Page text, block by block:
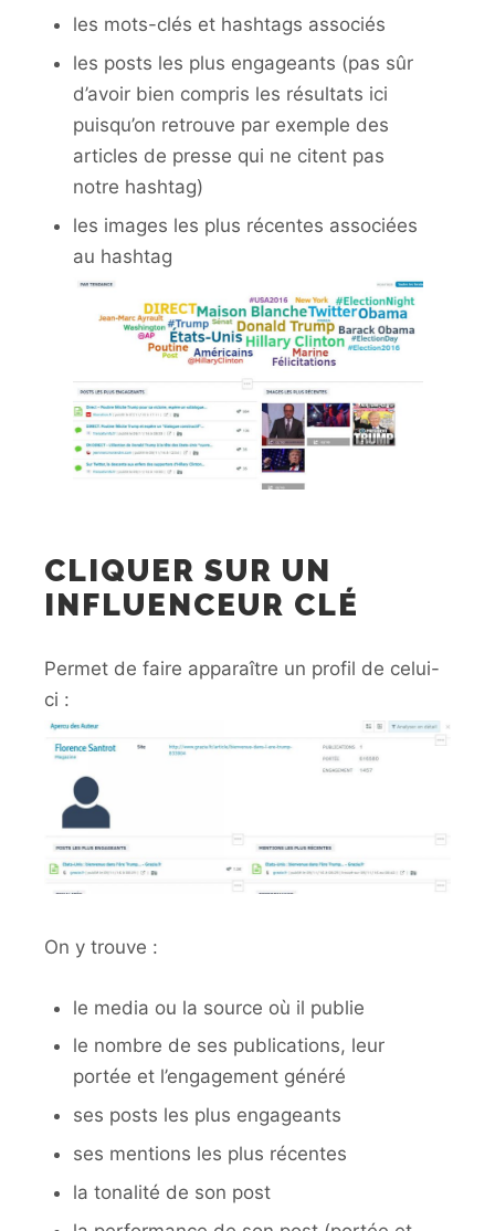
les mots-clés et hashtags associés
les posts les plus engageants (pas sûr
d’avoir bien compris les résultats ici
puisqu’on retrouve par exemple des
articles de presse qui ne citent pas
notre hashtag)
les images les plus récentes associées
au hashtag
CLIQUER SUR UN
INFLUENCEUR CLÉ
Permet de faire apparaître un profil de celui-
ci :
On y trouve :
le media ou la source où il publie
le nombre de ses publications, leur
portée et l’engagement généré
ses posts les plus engageants
ses mentions les plus récentes
la tonalité de son post